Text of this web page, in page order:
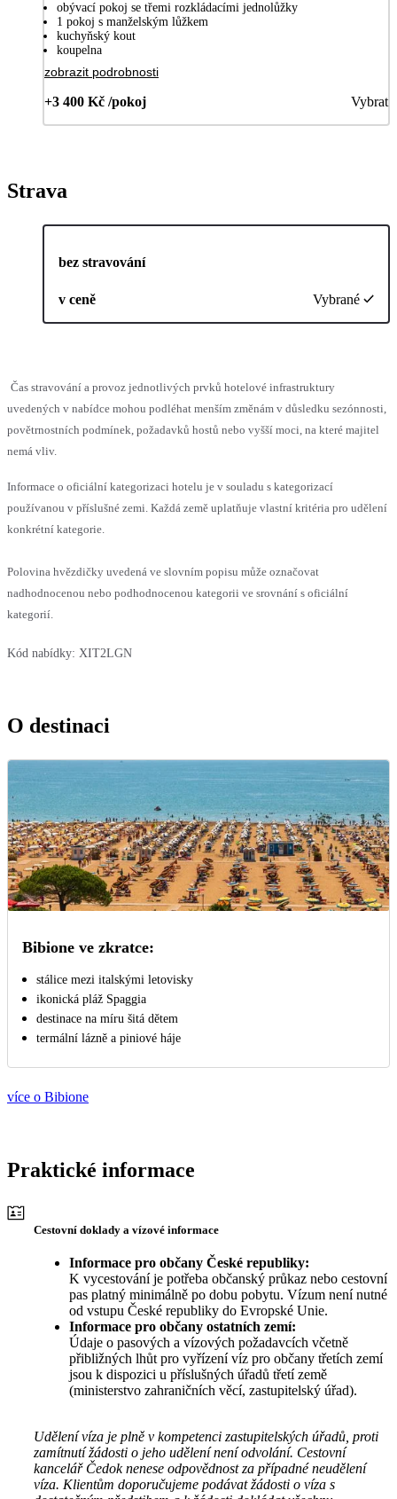
obývací pokoj se třemi rozkládacími jednolůžky
1 pokoj s manželským lůžkem
kuchyňský kout
koupelna
zobrazit podrobnosti
+3 400 Kč /pokoj Vybrat
Strava
bez stravování
v ceně Vybrané
Čas stravování a provoz jednotlivých prvků hotelové infrastruktury
uvedených v nabídce mohou podléhat menším změnám v důsledku sezónnosti,
povětrnostních podmínek, požadavků hostů nebo vyšší moci, na které majitel
nemá vliv.
Informace o oficiální kategorizaci hotelu je v souladu s kategorizací
používanou v příslušné zemi. Každá země uplatňuje vlastní kritéria pro udělení
konkrétní kategorie.
Polovina hvězdičky uvedená ve slovním popisu může označovat
nadhodnocenou nebo podhodnocenou kategorii ve srovnání s oficiální
kategorií.
Kód nabídky: XIT2LGN
O destinaci
Bibione ve zkratce:
stálice mezi italskými letovisky
ikonická pláž Spaggia
destinace na míru šitá dětem
termální lázně a piniové háje
více o Bibione
Praktické informace
Cestovní doklady a vízové informace
Informace pro občany České republiky:
K vycestování je potřeba občanský průkaz nebo cestovní
pas platný minimálně po dobu pobytu. Vízum není nutné
od vstupu České republiky do Evropské Unie.
Informace pro občany ostatních zemí:
Údaje o pasových a vízových požadavcích včetně
přibližných lhůt pro vyřízení víz pro občany třetích zemí
jsou k dispozici u příslušných úřadů třetí země
(ministerstvo zahraničních věcí, zastupitelský úřad).
Udělení víza je plně v kompetenci zastupitelských úřadů, proti
zamítnutí žádosti o jeho udělení není odvolání. Cestovní
kancelář Čedok nenese odpovědnost za případné neudělení
víza. Klientům doporučujeme podávat žádosti o víza s